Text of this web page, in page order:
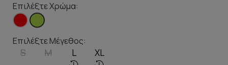
Επιλέξτε Χρώμα:
Επιλέξτε Μέγεθος:
S M L XL